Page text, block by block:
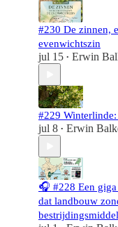
#230 De zinnen,
evenwichtszin
jul 15 • Erwin
#229 Winterlinde:
jul 8 • Erwin
🎧 #228 Een
dat landbouw